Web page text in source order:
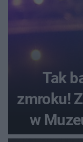
Tak
zmroku!
w